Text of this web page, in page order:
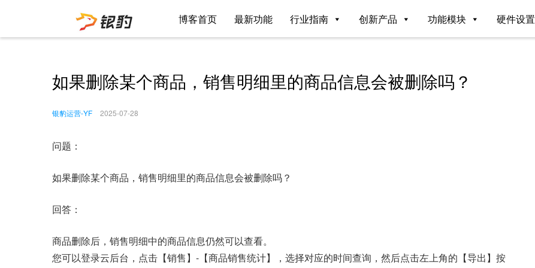
博客首页 最新功能 行业指南 创新产品 功能模块 硬件设置
如果删除某个商品，销售明细里的商品信息会被删除吗？
银豹运营-YF 2025-07-28
问题：
如果删除某个商品，销售明细里的商品信息会被删除吗？
回答：
商品删除后，销售明细中的商品信息仍然可以查看。
您可以登录云后台，点击【销售】-【商品销售统计】，选择对应的时间查询，然后点击左上角的【导出】按